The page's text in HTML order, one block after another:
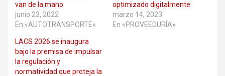
van de la mano
junio 23, 2022
En «AUTOTRANSPORTE»
optimizado digitalmente
marzo 14, 2023
En «PROVEEDURÍA»
LACS 2026 se inaugura
bajo la premisa de impulsar
la regulación y
normatividad que proteja la